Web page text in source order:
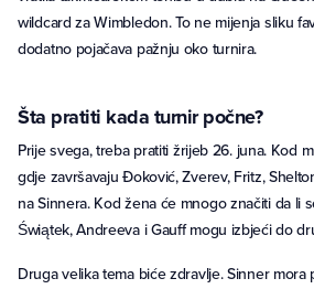
wildcard za Wimbledon. To ne mijenja sliku
dodatno pojačava pažnju oko turnira.
Šta pratiti kada turnir počne?
Prije svega, treba pratiti žrijeb 26. juna. Kod
gdje završavaju Đoković, Zverev, Fritz,
na Sinnera. Kod žena će mnogo značiti da li
Świątek, Andreeva i Gauff mogu izbjeći do
Druga velika tema biće zdravlje. Sinner mora